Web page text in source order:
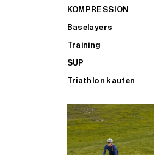
KOMPRESSION
Baselayers
Training
SUP
Triathlon kaufen